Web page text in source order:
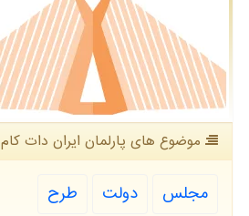
موضوع های پارلمان ایران دات كام
مجلس دولت
طرح